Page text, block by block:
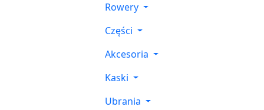
Rowery
Części
Akcesoria
Kaski
Ubrania